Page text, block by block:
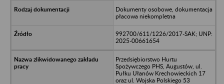
Dokumenty osobowe, dokumentacja
płacowa niekompletna
992700/611/1226/2017-SAK; UNP:
2025-00661654
Przedsiębiorstwo Hurtu
Spożywczego PHS, Augustów, ul.
Pułku Ułanów Krechowieckich 17
oraz ul. Wojska Polskiego 53